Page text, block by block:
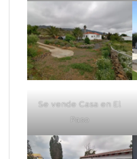
Se vende Casa en El
Paso